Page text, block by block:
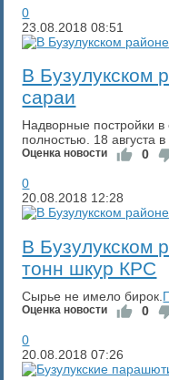
0
23.08.2018 08:51
В Бузулукском
сараи
Надворные постройки
полностью. 18 августа в
Оценка новости 0
0
20.08.2018 12:28
В Бузулукском
тонн шкур КРС
Сырье не имело бирок.
Оценка новости 0
0
20.08.2018 07:26